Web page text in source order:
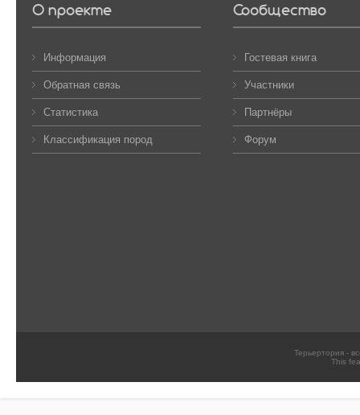
О проекте
Информация
Обратная связь
Статистика
Классификация пород
Сообщество
Гостевая книга
Участники
Партнёры
Форум
Терьертория -
This